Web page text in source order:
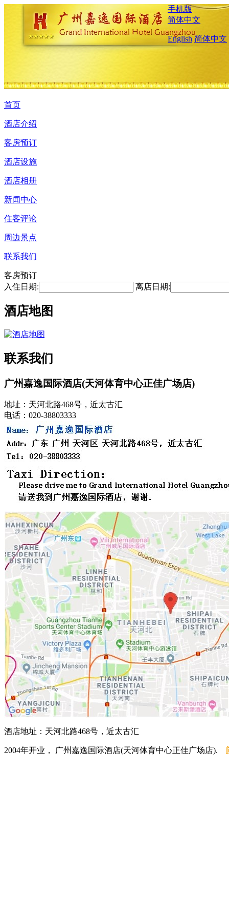
手机版
简体中文
English 简体中文
首页
酒店介绍
客房预订
酒店设施
酒店相册
新闻中心
住客评论
周边景点
联系我们
客房预订
入住日期:
离店日期:
酒店地图
联系我们
广州嘉逸国际酒店(天河体育中心正佳广场店)
地址：天河北路468号，近太古汇
电话：020-38803333
酒店地址：天河北路468号，近太古汇
2004年开业， 广州嘉逸国际酒店(天河体育中心正佳广场店).